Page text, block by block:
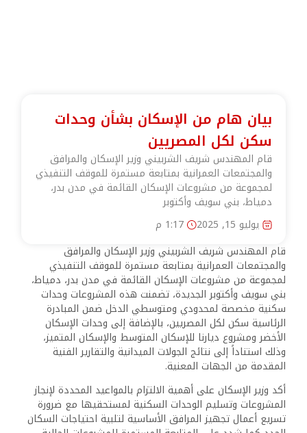
بيان هام من الإسكان بشأن وحدات
سكن لكل المصريين
قام المهندس شريف الشربيني وزير الإسكان والمرافق
والمجتمعات العمرانية بمتابعة مستمرة للموقف التنفيذي
لمجموعة من مشروعات الإسكان القائمة في مدن بدر،
دمياط، بني سويف وأكتوبر
يوليو 15, 2025
1:17 م
قام المهندس شريف الشربيني وزير الإسكان والمرافق
والمجتمعات العمرانية بمتابعة مستمرة للموقف التنفيذي
لمجموعة من مشروعات الإسكان القائمة في مدن بدر، دمياط،
بني سويف وأكتوبر الجديدة، تضمنت هذه المشروعات وحدات
سكنية مخصصة لمحدودي ومتوسطي الدخل ضمن المبادرة
الرئاسية سكن لكل المصريين، بالإضافة إلى وحدات الإسكان
الأخضر ومشروع ديارنا للإسكان المتوسط والإسكان المتميز،
وذلك استناداً إلى نتائج الجولات الميدانية والتقارير الفنية
المقدمة من الجهات المعنية.
أكد وزير الإسكان على أهمية الالتزام بالمواعيد المحددة لإنجاز
المشروعات وتسليم الوحدات السكنية لمستحقيها مع ضرورة
تسريع أعمال تجهيز المرافق الأساسية لتلبية احتياجات السكان